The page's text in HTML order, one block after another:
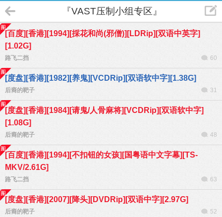
『VAST压制小组专区』
[百度][香港][1994][採花和尚(邪僧)][LDRip][双语中英字]
[1.02G]
路飞二挡 60
[度盘][香港][1982][养鬼][VCDRip][双语软中字][1.38G]
后裔的靶子 31
[度盘][香港][1984][请鬼/人骨麻将][VCDRip][双语软中字]
[1.08G]
后裔的靶子 48
[百度][香港][1994][不扣钮的女孩][国粤语中文字幕][TS-
MKV/2.61G]
路飞二挡 63
[度盘][香港][2007][降头][DVDRip][双语中字][2.97G]
后裔的靶子 52